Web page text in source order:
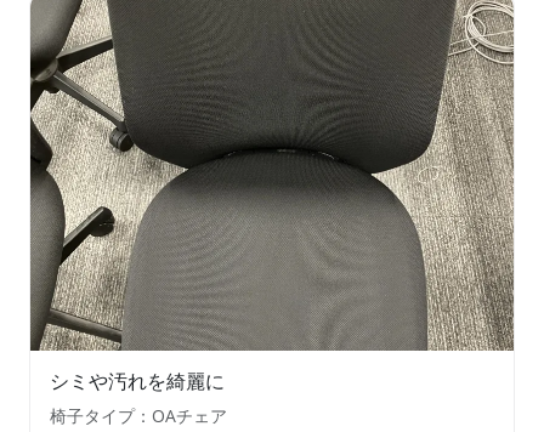
シミや汚れを綺麗に
椅子タイプ：OAチェア